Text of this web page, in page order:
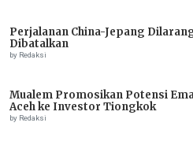
Perjalanan China-Jepang
Dibatalkan
by Redaksi
Mualem Promosikan Potensi
Aceh ke Investor Tiongkok
by Redaksi